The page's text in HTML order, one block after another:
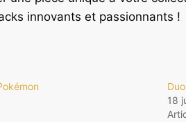
innovants et passionnants !
18